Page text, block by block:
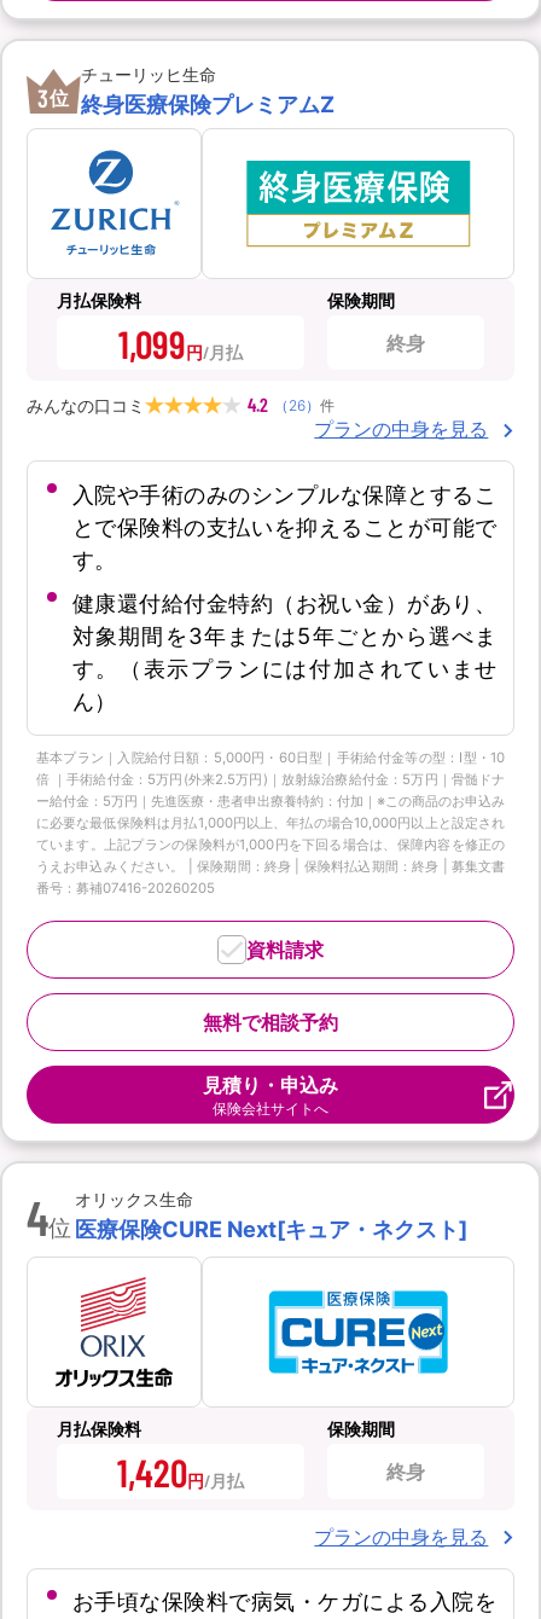
3位
チューリッヒ生命
終身医療保険プレミアムZ
月払保険料
1,099円
保険期間
終身
みんなの口コミ 4.2 （ 26） 件
プランの中身を見る
入院や手術のみのシンプルな保障とするこ
とで保険料の支払いを抑えることが可能で
す。
健康還付給付金特約（お祝い金）があり、
対象期間を3年または5年ごとから選べま
す。（表示プランには付加されていませ
ん）
基本プラン｜入院給付日額：5,000円・60日型｜手術給付金等の型：Ⅰ型・10
倍 ｜手術給付金：5万円(外来2.5万円)｜放射線治療給付金：5万円｜骨髄ドナ
ー給付金：5万円｜先進医療・患者申出療養特約：付加｜※この商品のお申込み
に必要な最低保険料は月払1,000円以上、年払の場合10,000円以上と設定され
ています。上記プランの保険料が1,000円を下回る場合は、保障内容を修正の
うえお申込みください。 | 保険期間：終身 | 保険料払込期間：終身 | 募集文書
番号：募補07416-20260205
無料で相談予約
資料請求
見積り・申込み
保険会社サイトへ
4位
オリックス生命
医療保険CURE Next[キュア・ネクスト]
月払保険料
1,420円
保険期間
終身
プランの中身を見る
お手頃な保険料で病気・ケガによる入院を